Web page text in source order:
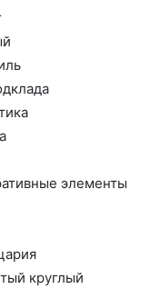
эле­мен­ты
круг­лый